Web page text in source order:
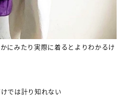
にみたり実際に着るとよりわかるけ
では計り知れない